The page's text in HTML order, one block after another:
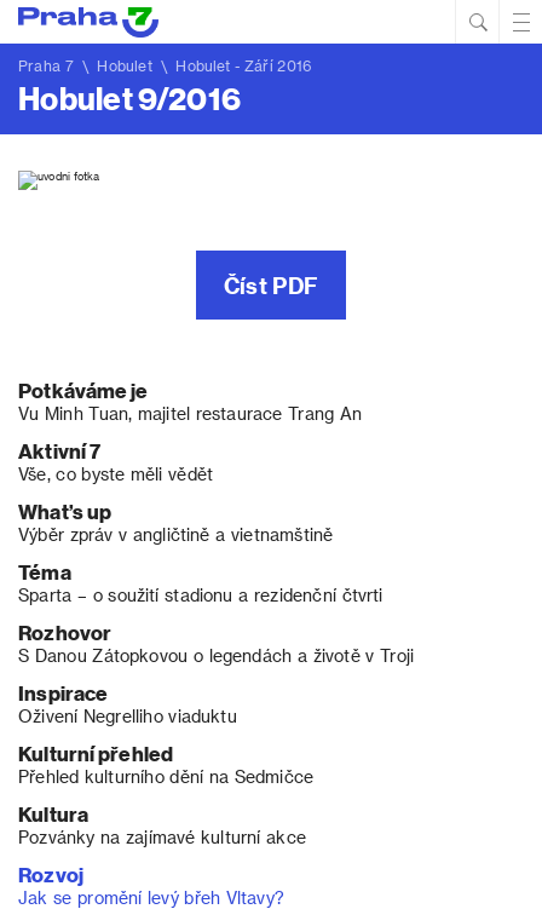
Praha 7\ Hobulet\ Hobulet - Září 2016
Hobulet 9/2016
Číst PDF
Potkáváme je
Vu Minh Tuan, majitel restaurace Trang An
Aktivní 7
Vše, co byste měli vědět
What’s up
Výběr zpráv v angličtině a vietnamštině
Téma
Sparta – o soužití stadionu a rezidenční čtvrti
Rozhovor
S Danou Zátopkovou o legendách a životě v Troji
Inspirace
Oživení Negrelliho viaduktu
Kulturní přehled
Přehled kulturního dění na Sedmičce
Kultura
Pozvánky na zajímavé kulturní akce
Rozvoj
Jak se promění levý břeh Vltavy?